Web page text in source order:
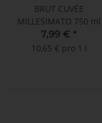
BRUT CUVÉE
MILLESIMATO 750 ml
7,99 € *
10,65 € pro 1 l